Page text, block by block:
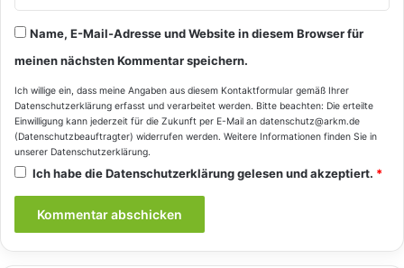
Name, E-Mail-Adresse und Website in diesem Browser für
meinen nächsten Kommentar speichern.
Ich willige ein, dass meine Angaben aus diesem Kontaktformular gemäß Ihrer
Datenschutzerklärung erfasst und verarbeitet werden. Bitte beachten: Die erteilte
Einwilligung kann jederzeit für die Zukunft per E-Mail an datenschutz@arkm.de
(Datenschutzbeauftragter) widerrufen werden. Weitere Informationen finden Sie in
unserer Datenschutzerklärung.
Ich habe dieDatenschutzerklärunggelesen und akzeptiert. *